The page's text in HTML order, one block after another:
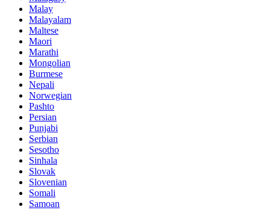
Malay
Malayalam
Maltese
Maori
Marathi
Mongolian
Burmese
Nepali
Norwegian
Pashto
Persian
Punjabi
Serbian
Sesotho
Sinhala
Slovak
Slovenian
Somali
Samoan